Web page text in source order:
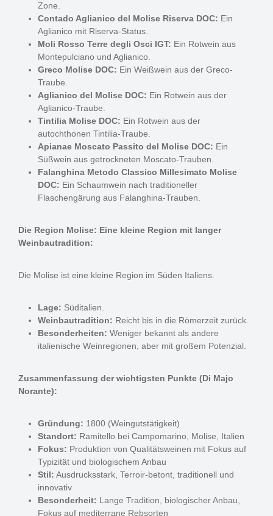
Zone.
Contado Aglianico del Molise Riserva DOC: Ein
Aglianico mit Riserva-Status.
Moli Rosso Terre degli Osci IGT: Ein Rotwein aus
Montepulciano und Aglianico.
Greco Molise DOC: Ein Weißwein aus der Greco-
Traube.
Aglianico del Molise DOC: Ein Rotwein aus der
Aglianico-Traube.
Tintilia Molise DOC: Ein Rotwein aus der
autochthonen Tintilia-Traube.
Apianae Moscato Passito del Molise DOC: Ein
Süßwein aus getrockneten Moscato-Trauben.
Falanghina Metodo Classico Millesimato Molise
DOC: Ein Schaumwein nach traditioneller
Flaschengärung aus Falanghina-Trauben.
Die Region Molise: Eine kleine Region mit langer
Weinbautradition:
Die Molise ist eine kleine Region im Süden Italiens.
Lage: Süditalien.
Weinbautradition: Reicht bis in die Römerzeit zurück.
Besonderheiten: Weniger bekannt als andere
italienische Weinregionen, aber mit großem Potenzial.
Zusammenfassung der wichtigsten Punkte (Di Majo
Norante):
Gründung: 1800 (Weingutstätigkeit)
Standort: Ramitello bei Campomarino, Molise, Italien
Fokus: Produktion von Qualitätsweinen mit Fokus auf
Typizität und biologischem Anbau
Stil: Ausdrucksstark, Terroir-betont, traditionell und
innovativ
Besonderheit: Lange Tradition, biologischer Anbau,
Fokus auf mediterrane Rebsorten